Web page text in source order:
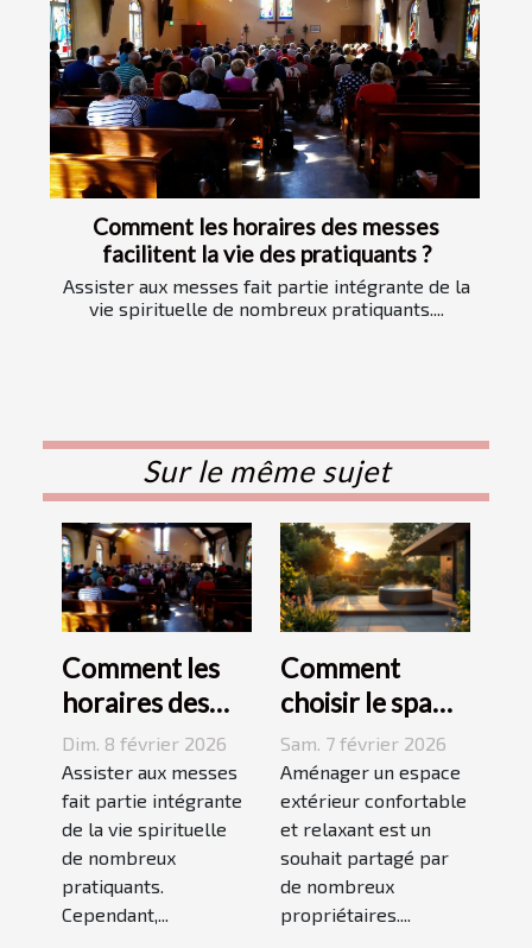
Comment les horaires des messes
facilitent la vie des pratiquants ?
Assister aux messes fait partie intégrante de la
vie spirituelle de nombreux pratiquants....
Sur le même sujet
Comment les
horaires des
messes
facilitent la vie
des pratiquants
?
Dim. 8 février 2026
Assister aux messes
fait partie intégrante
de la vie spirituelle
de nombreux
pratiquants.
Cependant,...
Comment
choisir le spa
idéal pour
votre espace
extérieur ?
Sam. 7 février 2026
Aménager un espace
extérieur confortable
et relaxant est un
souhait partagé par
de nombreux
propriétaires....